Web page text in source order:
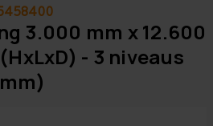
3.000 mm x 12.600
- 3 niveaus